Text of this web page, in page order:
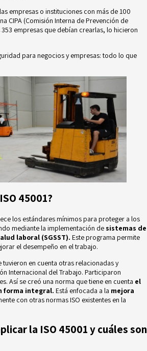
empresas o instituciones con más de 100
CIPA (Comisión Interna de Prevención de
empresas que debían crearlas, lo hicieron
para negocios y empresas: todo lo que
45001?
los estándares mínimos para proteger a los
mediante la implementación de sistemas de
laboral (SGSST). Este programa permite
el desempeño en el trabajo.
tuvieron en cuenta otras relacionadas y
Internacional del Trabajo. Participaron
Así se creó una norma que tiene en cuenta el
forma integral. Está enfocada a la mejora
con otras normas ISO existentes en la
la ISO 45001 y cuáles son